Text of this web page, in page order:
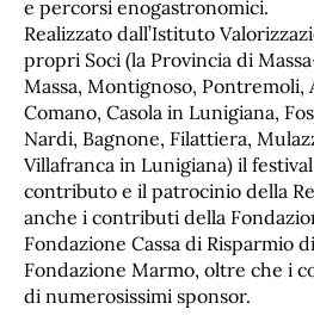
e percorsi enogastronomici.
Realizzato dall’Istituto
propri Soci (la Provincia di
Massa, Montignoso, Pontremoli,
Comano, Casola in Lunigiana,
Nardi, Bagnone, Filattiera,
Villafranca in Lunigiana) il
contributo e il patrocinio della
anche i contributi della
Fondazione Cassa di Risparmio
Fondazione Marmo, oltre che i
di numerosissimi sponsor.